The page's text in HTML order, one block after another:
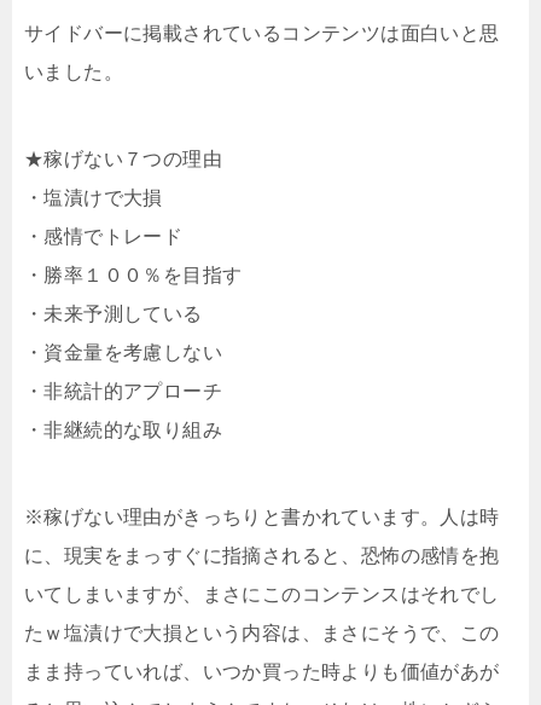
サイドバーに掲載されているコンテンツは面白いと思
いました。
★稼げない７つの理由
・塩漬けで大損
・感情でトレード
・勝率１００％を目指す
・未来予測している
・資金量を考慮しない
・非統計的アプローチ
・非継続的な取り組み
※稼げない理由がきっちりと書かれています。人は時
に、現実をまっすぐに指摘されると、恐怖の感情を抱
いてしまいますが、まさにこのコンテンスはそれでし
たｗ塩漬けで大損という内容は、まさにそうで、この
まま持っていれば、いつか買った時よりも価値があが